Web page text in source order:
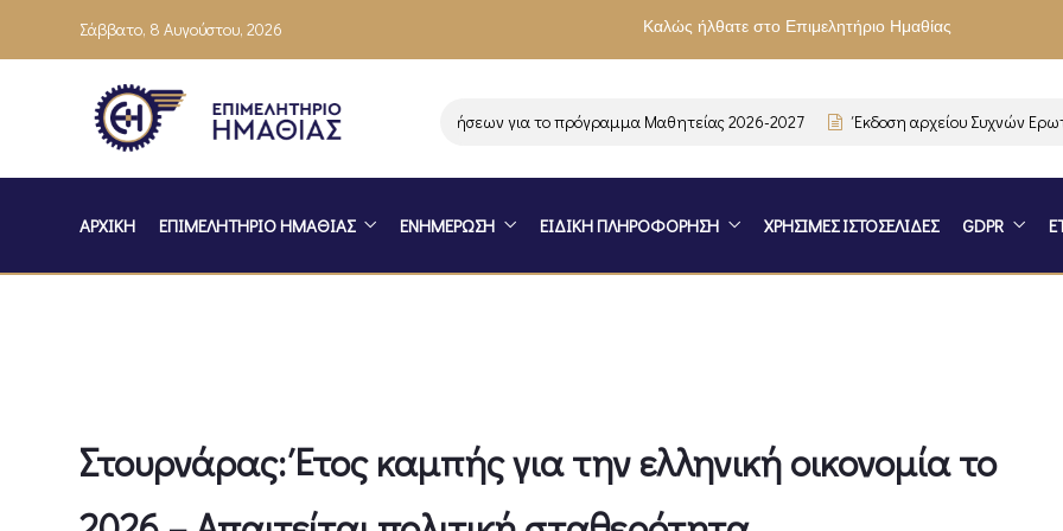
Σάββατο, 8 Αυγούστου, 2026 Καλώς ήλθατε στο Επιμελητήριο Ημαθίας
Ενημέρωση επιχειρήσεων για το πρόγραμμα Μαθητείας 2026-2027 Έκδοση αρχείου Συχνών
ΑΡΧΙΚΗ ΕΠΙΜΕΛΗΤΗΡΙΟ ΗΜΑΘΙΑΣ ΕΝΗΜΕΡΩΣΗ ΕΙΔΙΚΗ ΠΛΗΡΟΦΟΡΗΣΗ ΧΡΗΣΙΜΕΣ ΙΣΤΟΣΕΛΙΔΕΣ GDPR
Στουρνάρας: Έτος καμπής για την ελληνική οικονομία το